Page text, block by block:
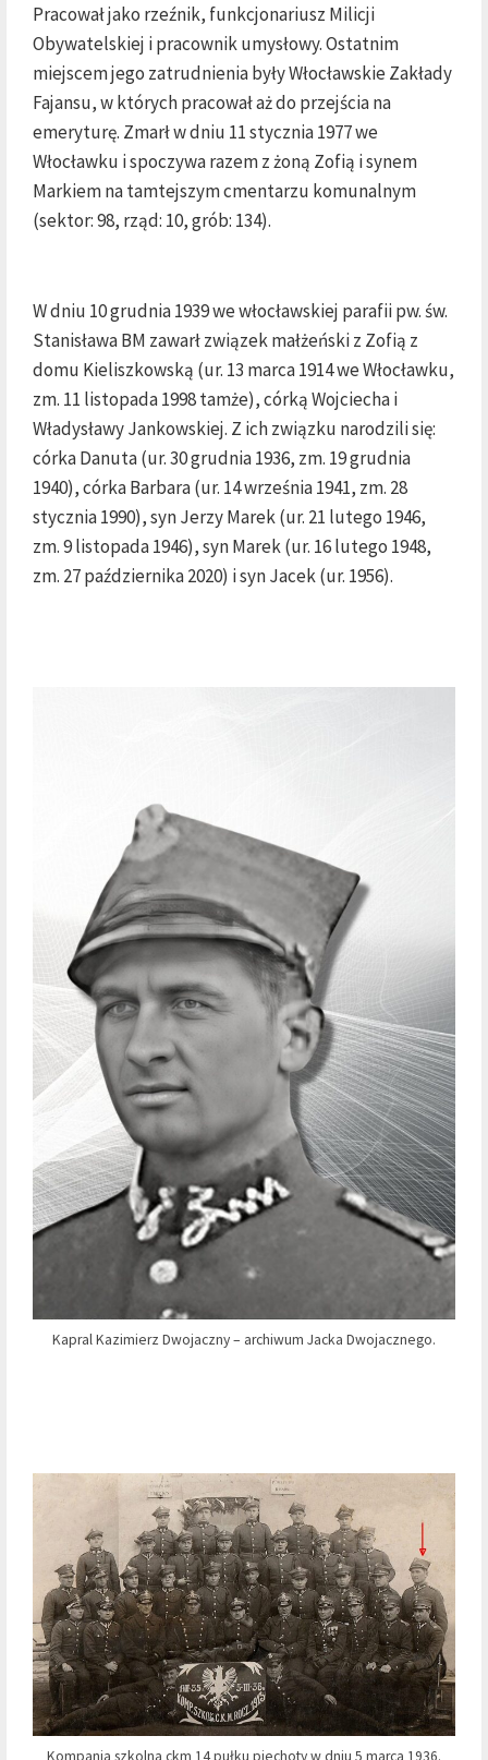
Pracował jako rzeźnik, funkcjonariusz Milicji
Obywatelskiej i pracownik umysłowy. Ostatnim
miejscem jego zatrudnienia były Włocławskie Zakłady
Fajansu, w których pracował aż do przejścia na
emeryturę. Zmarł w dniu 11 stycznia 1977 we
Włocławku i spoczywa razem z żoną Zofią i synem
Markiem na tamtejszym cmentarzu komunalnym
(sektor: 98, rząd: 10, grób: 134).
W dniu 10 grudnia 1939 we włocławskiej parafii pw. św.
Stanisława BM zawarł związek małżeński z Zofią z
domu Kieliszkowską (ur. 13 marca 1914 we Włocławku,
zm. 11 listopada 1998 tamże), córką Wojciecha i
Władysławy Jankowskiej. Z ich związku narodzili się:
córka Danuta (ur. 30 grudnia 1936, zm. 19 grudnia
1940), córka Barbara (ur. 14 września 1941, zm. 28
stycznia 1990), syn Jerzy Marek (ur. 21 lutego 1946,
zm. 9 listopada 1946), syn Marek (ur. 16 lutego 1948,
zm. 27 października 2020) i syn Jacek (ur. 1956).
Kapral Kazimierz Dwojaczny – archiwum Jacka Dwojacznego.
Kompania szkolna ckm 14 pułku piechoty w dniu 5 marca 1936.